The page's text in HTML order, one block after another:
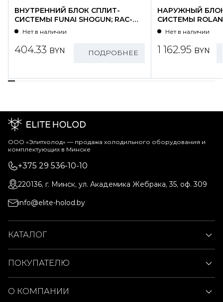
ВНУТРЕННИЙ БЛОК СПЛИТ-
СИСТЕМЫ FUNAI SHOGUN; RAC-
SG25HP.D01/S
Нет в наличии
404.33 BYN ПОДРОБНЕЕ
НАРУЖНЫЙ
СИСТЕМЫ
WZ09HSS/N1-
Нет в наличии
1 162.95 BYN
ООО «Элитхолод» ― продажа холодильного оборудования и
комплектующих в Минске
+375 29 536-10-10
220136, г. Минск, ул. Академика Жебрака, 35, оф. 309
info@elite-holod.by
КАТАЛОГ
ПОКУПАТЕЛЮ
О КОМПАНИИ